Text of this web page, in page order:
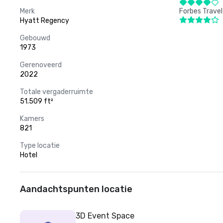
Merk
Hyatt Regency
Gebouwd
1973
Gerenoveerd
2022
Totale vergaderruimte
51.509 ft²
Kamers
821
Type locatie
Hotel
Forbes
Aandachtspunten locatie
3D Event Space